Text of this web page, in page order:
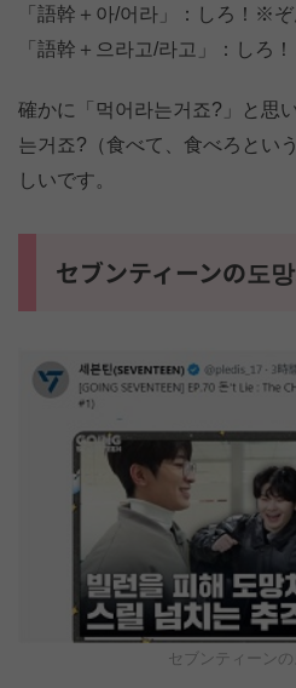
「語幹＋아/어라」：しろ！※
「語幹＋으라고/라고」：しろ！
確かに「먹어라는거죠?」と思
는거죠?（食べて、食べろとい
しいです。
セブンティーンの도
セブンティーンの